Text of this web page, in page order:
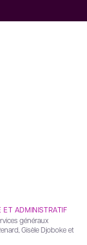
généraux
Gisèle Djoboke et
ET ADMINISTRATIF